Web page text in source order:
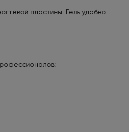
пластины. Гель удобно